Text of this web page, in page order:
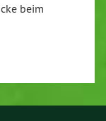
beim